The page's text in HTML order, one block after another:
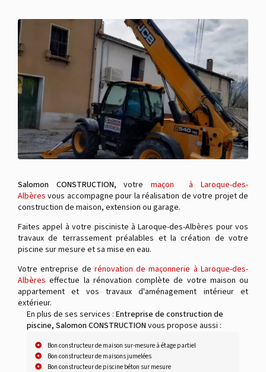
Salomon CONSTRUCTION, votremaçon à Laroque-des-
Albères vous accompagne pour la réalisation de votre projet de
construction de maison, extension ou garage.
Faites appel à votre pisciniste à Laroque-des-Albères pour vos
travaux de terrassement préalables et la création de votre
piscine sur mesure et sa mise en eau.
Votre entreprise de rénovation de maçonnerie à Laroque-des-
Albères effectue la rénovation complète de votre maison ou
appartement et vos travaux d'aménagement intérieur et
extérieur.
En plus de ses services : Entreprise de construction de
piscine, Salomon CONSTRUCTIONvous propose aussi :
Bon constructeur de maison sur-mesure à étage partiel
Bon constructeur de maisons jumelées
Bon constructeur de piscine béton sur mesure